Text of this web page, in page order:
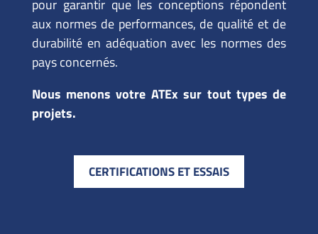
pour garantir que les conceptions répondent
aux normes de performances, de qualité et de
durabilité en adéquation avec les normes des
pays concernés.
Nous menons votre ATEx sur tout types de
projets.
CERTIFICATIONS ET ESSAIS